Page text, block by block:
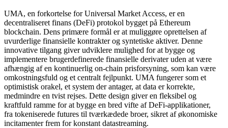
UMA, en forkortelse for Universal Market Access, er en
decentraliseret finans (DeFi) protokol bygget på Ethereum
blockchain. Dens primære formål er at muliggøre oprettelsen af
uvurderlige finansielle kontrakter og syntetiske aktiver. Denne
innovative tilgang giver udviklere mulighed for at bygge og
implementere brugerdefinerede finansielle derivater uden at være
afhængig af en kontinuerlig on-chain prisforsyning, som kan være
omkostningsfuld og et centralt fejlpunkt. UMA fungerer som et
optimistisk orakel, et system der antager, at data er korrekte,
medmindre en tvist rejses. Dette design giver en fleksibel og
kraftfuld ramme for at bygge en bred vifte af DeFi-applikationer,
fra tokeniserede futures til tværkædede broer, sikret af økonomiske
incitamenter frem for konstant datastreaming.